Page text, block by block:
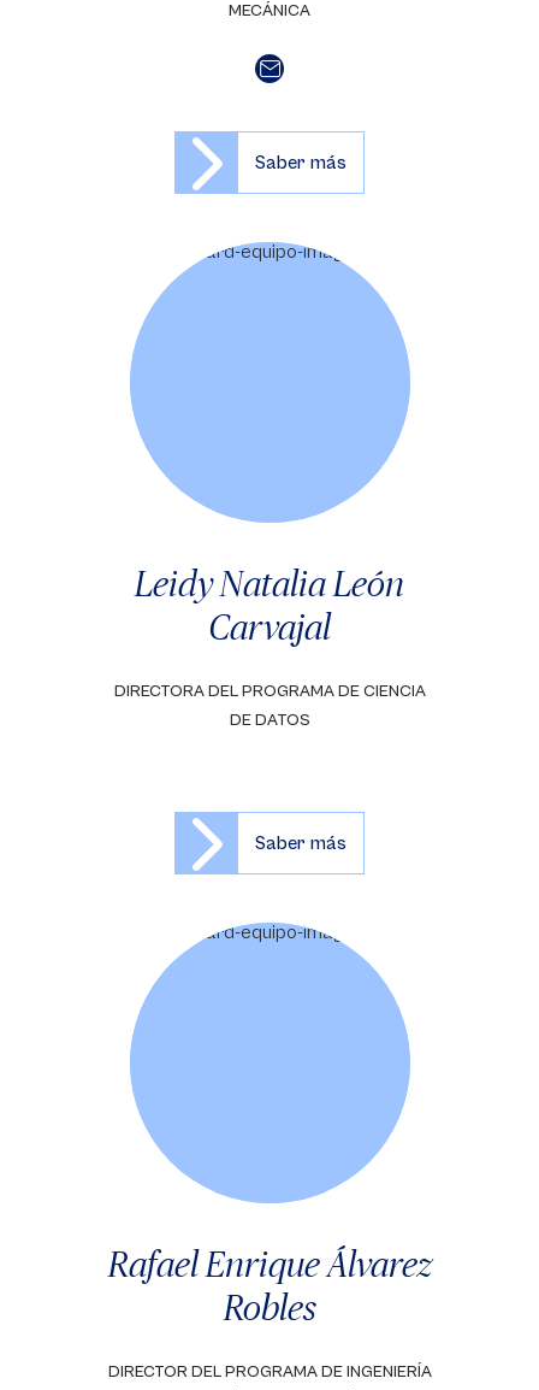
MECÁNICA
Saber más
Leidy Natalia León
Carvajal
DIRECTORA DEL PROGRAMA DE CIENCIA
DE DATOS
Saber más
Rafael Enrique Álvarez
Robles
DIRECTOR DEL PROGRAMA DE INGENIERÍA